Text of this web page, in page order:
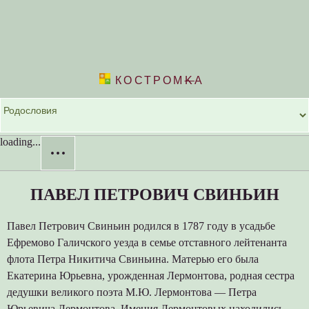
КОСТРОМKА
loading...
···
ПАВЕЛ ПЕТРОВИЧ СВИНЬИН
Павел Петрович Свиньин родился в 1787 году в усадьбе
Ефремово Галичского уезда в семье отставного лейтенанта
флота Петра Никитича Свиньина. Матерью его была
Екатерина Юрьевна, урожденная Лермонтова, родная сестра
дедушки великого поэта М.Ю. Лермонтова — Петра